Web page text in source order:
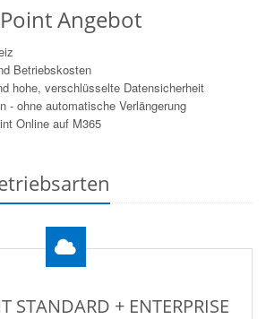
Angebot
Betriebskosten
hohe, verschlüsselte Datensicherheit
- ohne automatische Verlängerung
Online auf M365
STANDARD + ENTERPRISE